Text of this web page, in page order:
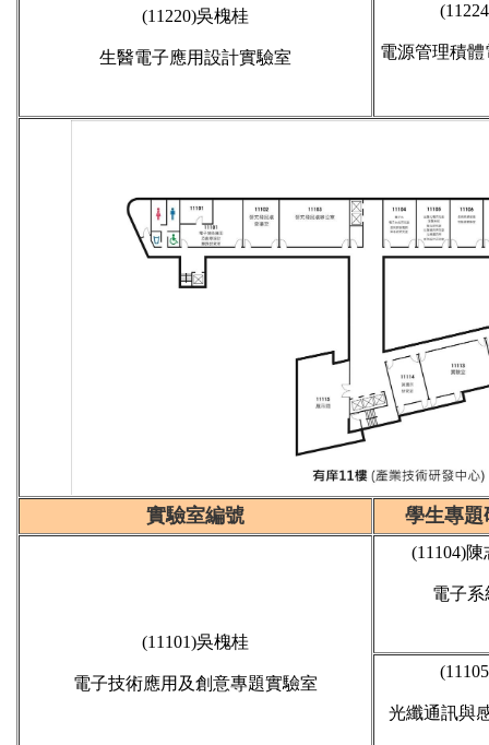
(11220)吳槐桂
生醫電子應用設計實驗室 電源管理積
實驗室編號 學生專題
(11101)吳槐桂
電子技術應用及創意專題實驗室
(11104)陳
電子
光纖通訊與